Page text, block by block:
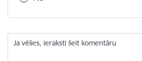
Ja vēlies, ieraksti šeit komentāru